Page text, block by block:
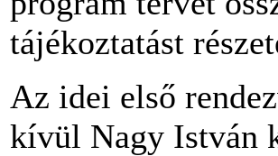
tájékoztatást
Az idei első
kívül Nagy István